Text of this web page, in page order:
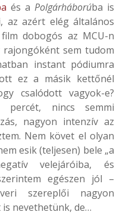
és a Polgárháborúba is
az azért elég általános
dobogós az MCU-n
sem tudom
instant pódiumra
ez a másik kettőnél
csalódott vagyok-e?
percét, nincs semmi
nagyon intenzív az
Nem követ el olyan
esik (teljesen) bele „a
velejáróiba, és
egészen jól –
szereplői nagyon
nevethetünk, de…